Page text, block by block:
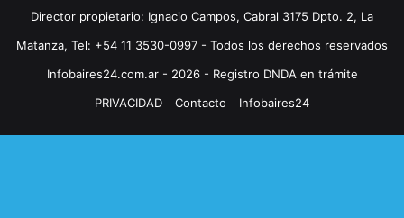
Director propietario: Ignacio Campos, Cabral 3175 Dpto. 2, La
Matanza, Tel: +54 11 3530-0997 - Todos los derechos reservados
Infobaires24.com.ar - 2026 - Registro DNDA en trámite
PRIVACIDAD
Contacto Infobaires24